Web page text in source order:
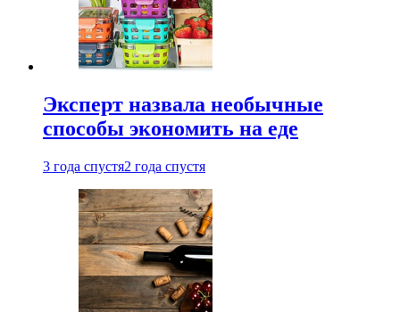
Эксперт назвала необычные
способы экономить на еде
3 года спустя2 года спустя